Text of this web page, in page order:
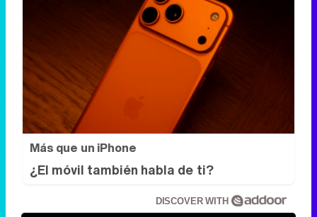
Más que un iPhone
¿El móvil también habla de ti?
DISCOVER WITH
Síguenos
6,4k 258k